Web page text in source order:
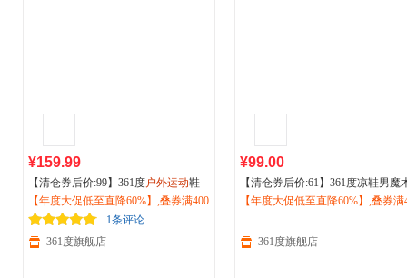
¥159.99
【清仓券后价:99】361度户外运动鞋
男秋季新款加毛保暖休闲鞋百搭跑步
鞋棉鞋男冬季572443307A
【年度大促低至直降60%】,叠券满400
减150/600减230,立即抢购！
1条评论
361度旗舰店
¥99.00
【清仓券后价:61】361度凉鞋男魔
贴凉拖运动休闲鞋户外涉水鞋沙滩
【年度大促低至直降60%】,叠券满
361度旗舰店